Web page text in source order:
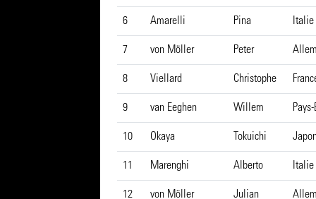
6 Amarelli Pina Italie
7 von Möller Peter
8 Viellard Christophe
9 van Eeghen Willem
10 Okaya Tokuichi
11 Marenghi Alberto Italie
12 von Möller Julian